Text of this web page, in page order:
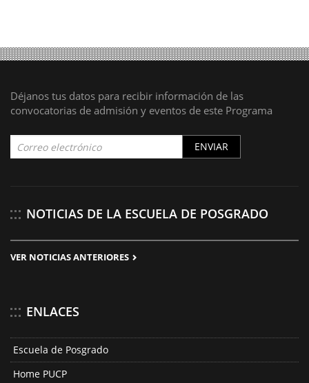
Déjanos tus datos para recibir información de las
convocatorias de admisión y eventos de este Programa
ENVIAR
NOTICIAS DE LA ESCUELA DE POSGRADO
VER NOTICIAS ANTERIORES
ENLACES
Escuela de Posgrado
Home PUCP